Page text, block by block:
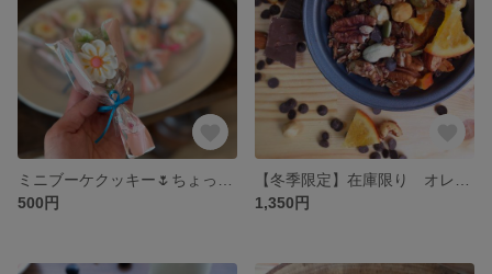
500円
1,350円